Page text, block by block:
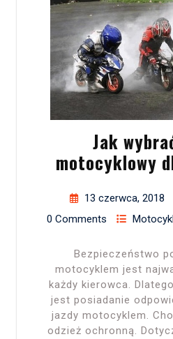
Jak
motocyklowy
13 czerwca, 2018
0 Comments
Bezpieczeństwo
motocyklem jest
każdy kierowca.
jest posiadanie
jazdy motocyklem.
odzież ochronną.